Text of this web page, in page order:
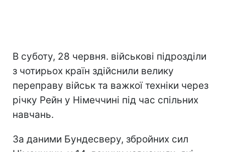
В суботу, 28 червня. військові підрозділи
з чотирьох країн здійснили велику
переправу військ та важкої техніки через
річку Рейн у Німеччині під час спільних
навчань.
За даними Бундесверу, збройних сил